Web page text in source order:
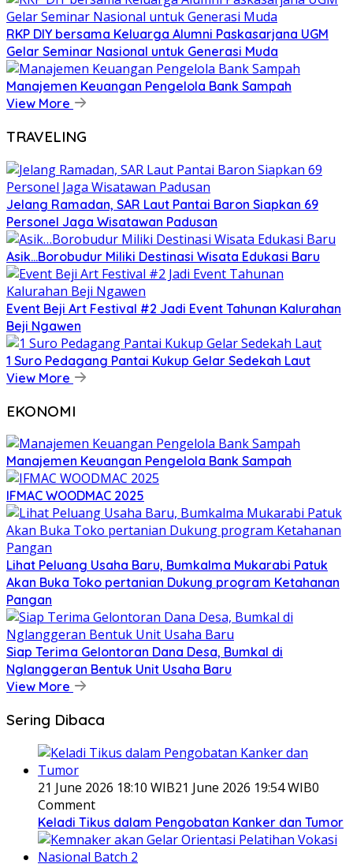
RKP DIY bersama Keluarga Alumni Paskasarjana UGM
Gelar Seminar Nasional untuk Generasi Muda
Manajemen Keuangan Pengelola Bank Sampah
View More
TRAVELING
Jelang Ramadan, SAR Laut Pantai Baron Siapkan 69
Personel Jaga Wisatawan Padusan
Asik…Borobudur Miliki Destinasi Wisata Edukasi Baru
Event Beji Art Festival #2 Jadi Event Tahunan Kalurahan
Beji Ngawen
1 Suro Pedagang Pantai Kukup Gelar Sedekah Laut
View More
EKONOMI
Manajemen Keuangan Pengelola Bank Sampah
IFMAC WOODMAC 2025
Lihat Peluang Usaha Baru, Bumkalma Mukarabi Patuk
Akan Buka Toko pertanian Dukung program Ketahanan
Pangan
Siap Terima Gelontoran Dana Desa, Bumkal di
Nglanggeran Bentuk Unit Usaha Baru
View More
Sering Dibaca
21 June 2026 18:10 WIB21 June 2026 19:54 WIB0
Comment
Keladi Tikus dalam Pengobatan Kanker dan Tumor